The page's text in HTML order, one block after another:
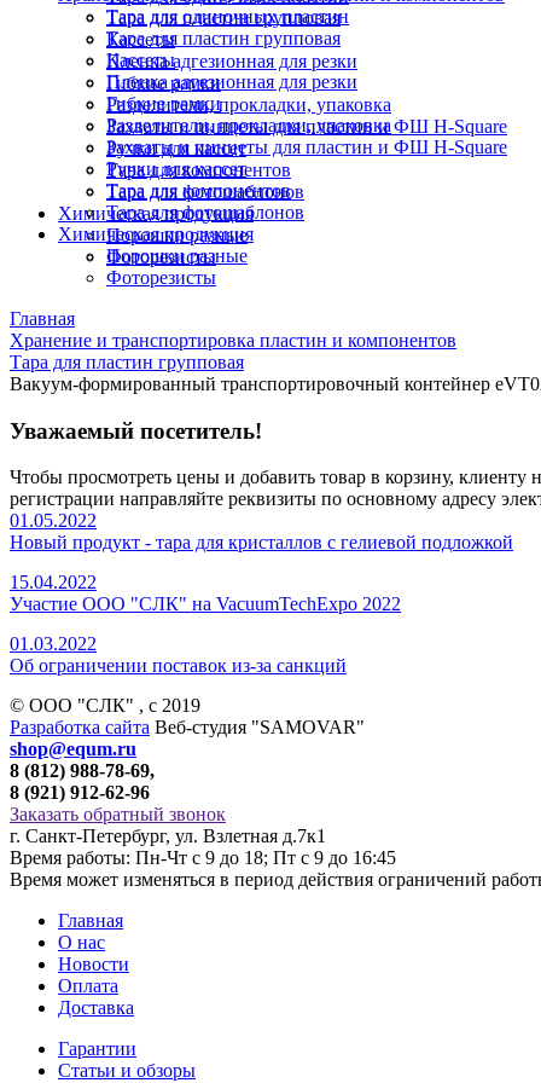
Тара для пластин групповая
Кассеты
Пленка адгезионная для резки
Гибкие рамки
Разделители, прокладки, упаковка
Захваты и пинцеты для пластин и ФШ H-Square
Ручки для кассет
Тара для компонентов
Тара для фотошаблонов
Химическая продукция
Порошки разные
Фоторезисты
Тара для одиночных пластин
Тара для пластин групповая
Кассеты
Пленка адгезионная для резки
Гибкие рамки
Разделители, прокладки, упаковка
Захваты и пинцеты для пластин и ФШ H-Square
Ручки для кассет
Тара для компонентов
Тара для фотошаблонов
Химическая продукция
Порошки разные
Фоторезисты
Главная
Хранение и транспортировка пластин и компонентов
Тара для пластин групповая
Вакуум-формированный транспортировочный контейнер
Уважаемый посетитель!
Чтобы просмотреть цены и добавить товар в корзину, клиенту
регистрации направляйте реквизиты по основному адресу
01.05.2022
Новый продукт - тара для кристаллов с гелиевой подложкой
15.04.2022
Участие ООО "СЛК" на VacuumTechExpo 2022
01.03.2022
Об ограничении поставок из-за санкций
© ООО "СЛК" , c 2019
Разработка сайта Веб-студия "SAMOVAR"
shop@equm.ru
8 (812) 988-78-69,
8 (921) 912-62-96
Заказать обратный звонок
г. Санкт-Петербург, ул. Взлетная д.7к1
Время работы: Пн-Чт с 9 до 18; Пт с 9 до 16:45
Время может изменяться в период действия ограничений
Главная
О нас
Новости
Оплата
Доставка
Гарантии
Статьи и обзоры